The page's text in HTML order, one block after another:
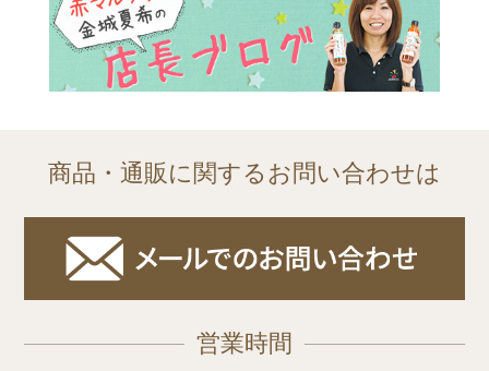
商品・通販に関するお問い合わせは
営業時間